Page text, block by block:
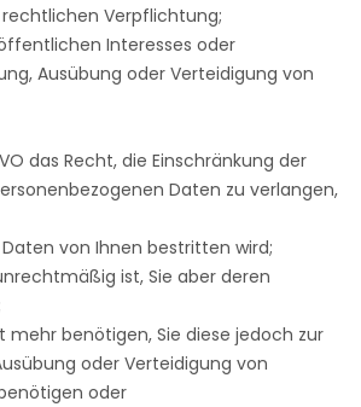
rechtlichen Verpflichtung;
Interesses oder
Ausübung oder Verteidigung von
das Recht, die Einschränkung der
Daten zu verlangen,
von Ihnen bestritten wird;
ist, Sie aber deren
mehr benötigen, Sie diese jedoch zur
oder Verteidigung von
oder